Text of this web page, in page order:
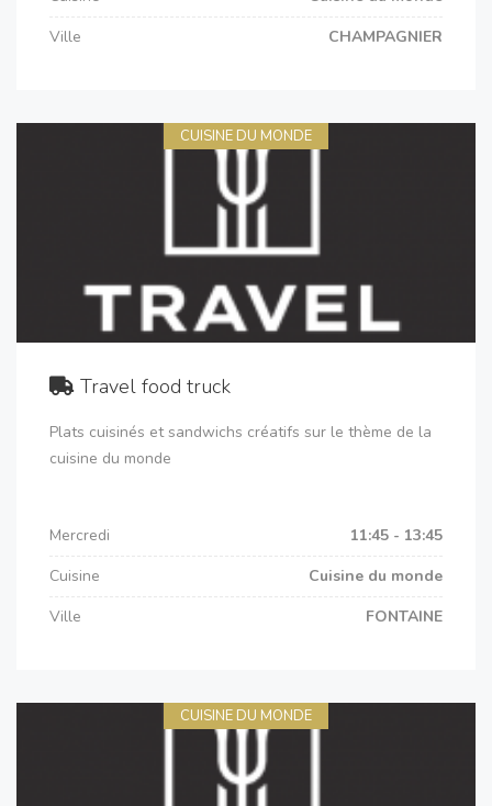
Ville
CHAMPAGNIER
CUISINE DU MONDE
Travel food truck
Plats cuisinés et sandwichs créatifs sur le thème de la
cuisine du monde
Mercredi
11:45 - 13:45
Cuisine
Cuisine du monde
Ville
FONTAINE
CUISINE DU MONDE